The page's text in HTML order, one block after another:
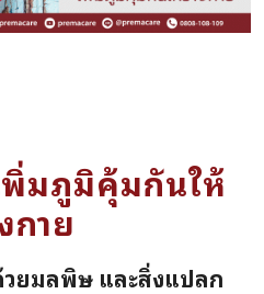
พิ่มภูมิคุ้มกันให้
กาย
ยมลพิษ และสิ่งแปลก